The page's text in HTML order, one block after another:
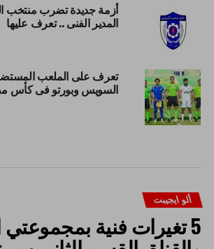
أزمة جديدة تضرب منتخب
المدير الفنى .. تعرف عليها
تعرف على الملعب
السويس وبورتو فى كأس
ألو ايجيبت
5 تغيرات فنية بمجموعتي